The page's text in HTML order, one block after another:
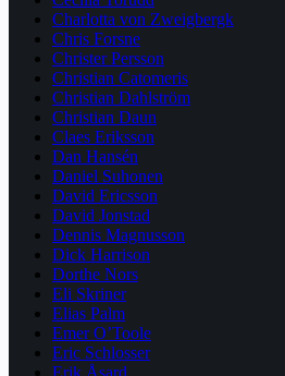
Charlotta von Zweigbergk
Chris Forsne
Christer Persson
Christian Catomeris
Christian Dahlström
Christian Daun
Claes Eriksson
Dan Hansén
Daniel Suhonen
David Ericsson
David Jonstad
Dennis Magnusson
Dick Harrison
Dorthe Nors
Eli Skriner
Elias Palm
Emer O’Toole
Eric Schlosser
Erik Åsard